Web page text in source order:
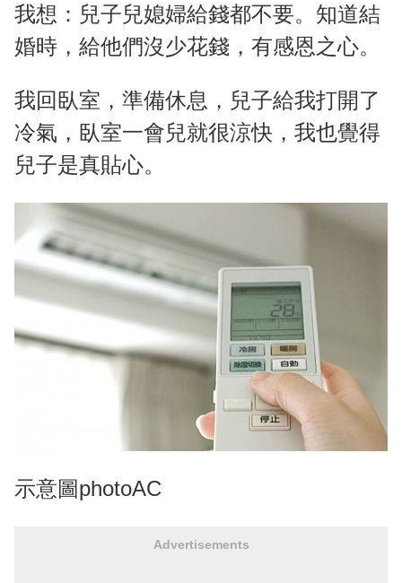
我想：兒子兒媳婦給錢都不要。知道結
婚時，給他們沒少花錢，有感恩之心。
我回臥室，準備休息，兒子給我打開了
冷氣，臥室一會兒就很涼快，我也覺得
兒子是真貼心。
示意圖photoAC
Advertisements